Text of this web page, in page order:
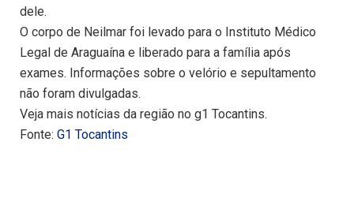
dele.
O corpo de Neilmar foi levado para o Instituto Médico
Legal de Araguaína e liberado para a família após
exames. Informações sobre o velório e sepultamento
não foram divulgadas.
Veja mais notícias da região no g1 Tocantins.
Fonte: G1 Tocantins